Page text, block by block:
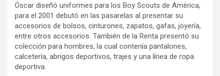
Óscar diseñó uniformes para los Boy Scouts de América,
para el 2001 debutó en las pasarelas al presentar su
accesorios de bolsos, cinturones, zapatos, gafas, joyería,
entre otros accesorios. También de la Renta presentó su
colección para hombres, la cual contenía pantalones,
calcetería, abrigos deportivos, trajes y una línea de ropa
deportiva.